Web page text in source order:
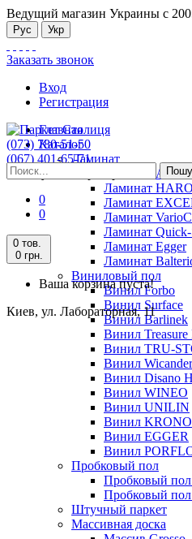
Ведущий магазин Украины с
Рус Укр
Заказать звонок
Вход
Регистрация
(073) 780-51-50
(067) 401-65-71
Киев, ул. Лабораторная, 11
0
0
0 тов.
0 грн.
Ваша корзина пуста!
Киев, ул. Лабораторная, 11
Главная
Каталог
Ламинат
Ламинат
Ламинат HARO
Ламинат
Ламинат
Ламинат Quick-
Ламинат Egger
Ламинат
Виниловый пол
Винил Forbo
Винил Surface
Винил Barlinek
Винил Treasure
Винил TRU-
Винил
Винил Disano
Винил WINEO
Винил UNILIN
Винил
Винил EGGER
Винил
Пробковый пол
Пробковый
Пробковый пол
Штучный паркет
Массивная доска